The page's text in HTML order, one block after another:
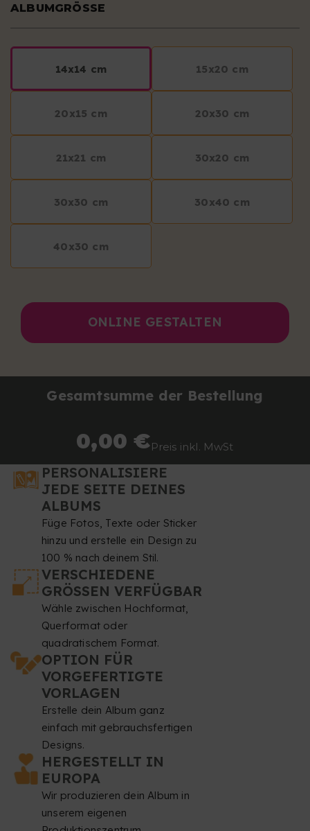
ALBUMGRÖSSE
14x14 cm 15x20 cm
20x15 cm 20x30 cm
21x21 cm 30x20 cm
30x30 cm 30x40 cm
40x30 cm
ONLINE GESTALTEN
Gesamtsumme der Bestellung
0,00 €Preis inkl. MwSt
PERSONALISIERE
JEDE SEITE DEINES
ALBUMS
Füge Fotos, Texte oder Sticker
hinzu und erstelle ein Design zu
100 % nach deinem Stil.
VERSCHIEDENE
GRÖSSEN VERFÜGBAR
Wähle zwischen Hochformat,
Querformat oder
quadratischem Format.
OPTION FÜR
VORGEFERTIGTE
VORLAGEN
Erstelle dein Album ganz
einfach mit gebrauchsfertigen
Designs.
HERGESTELLT IN
EUROPA
Wir produzieren dein Album in
unserem eigenen